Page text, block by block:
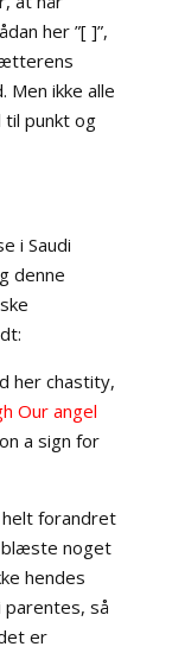
her ”[ ]”,
Men ikke alle
punkt og
i Saudi
denne
her chastity,
Our angel
a sign for
forandret
blæste noget
hendes
så
er